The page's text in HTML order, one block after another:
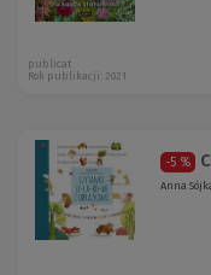
publicat
Rok publikacji: 2021
-5 %
Anna